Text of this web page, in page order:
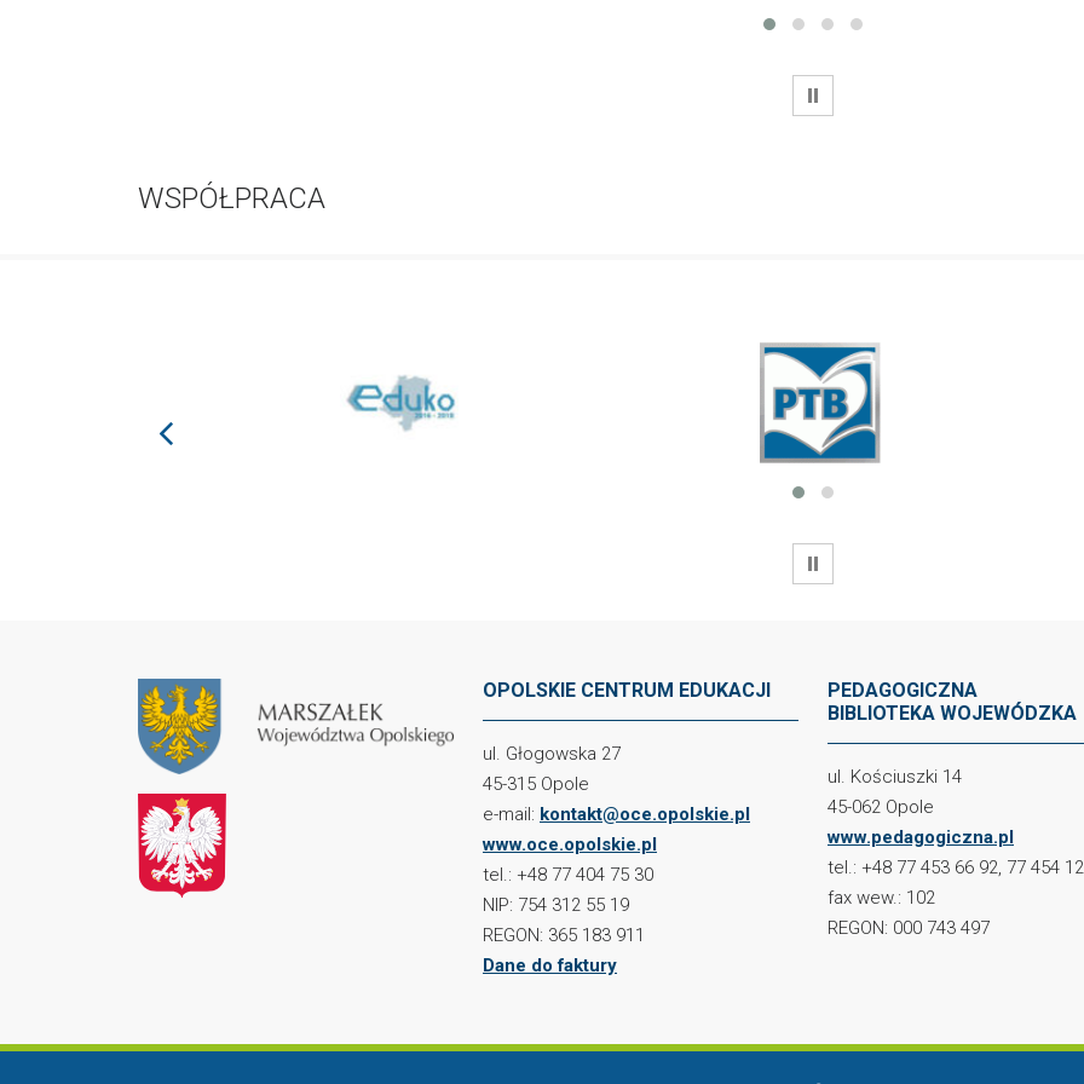
WSTRZYMAJ
WSPÓŁPRACA
prev
WSTRZYMAJ
OPOLSKIE CENTRUM EDUKACJI
ul. Głogowska 27
45-315 Opole
e-mail: kontakt@oce.opolskie.pl
www.oce.opolskie.pl
tel.: +48 77 404 75 30
NIP: 754 312 55 19
REGON: 365 183 911
Dane do faktury
PEDAGOGICZNA
BIBLIOTEKA WOJEWÓDZKA
ul. Kościuszki 14
45-062 Opole
www.pedagogiczna.pl
tel.: +48 77 453 66 92, 77 454
fax wew.: 102
REGON: 000 743 497